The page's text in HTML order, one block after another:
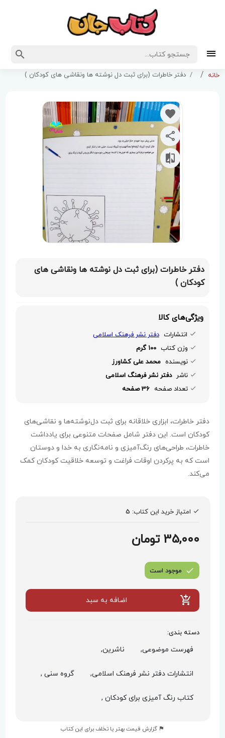
خانه دفتر خاطرات (برای ثبت دل نوشته ها ونقاشی های کودکان )
دفتر خاطرات (برای ثبت دل نوشته ها ونقاشی های
کودکان )
ویژگی‌های کالا
انتشارات دفتر نشر فرهنک اسلامی
وزن کتاب 100 گرم
نویسنده محمد علی کشاورز
ناشر دفتر نشر فرهنگ اسلامی
تعداد صفحه 36 صفحه
دفتر خاطرات، ابزاری خلاقانه برای ثبت دل‌نوشته‌ها و نقاشی‌های
کودکان است. این دفتر شامل صفحات متنوعی برای یادداشت
خاطرات، طراحی‌های رنگ‌آمیزی و نامه‌نگاری به خدا و دوستان
است که به پرکردن اوقات فراغت و توسعه خلاقیت کودکان کمک
می‌کند.
امتیاز خرید این کتاب: 5
35,000 تومان
موجود است
اضافه به سبد
دسته بندی:
فهرست موضوعی, ناشرین,
انتشارات دفتر نشر فرهنک اسلامی, گروه سنی ,
کتاب رنگ آمیزی برای کودکان ,
گزارش قیمت بهتر یا تخلف برای این کتاب